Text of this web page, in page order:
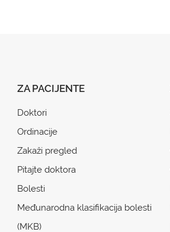
ZA PACIJENTE
Doktori
Ordinacije
Zakaži pregled
Pitajte doktora
Bolesti
Međunarodna klasifikacija bolesti
(MKB)